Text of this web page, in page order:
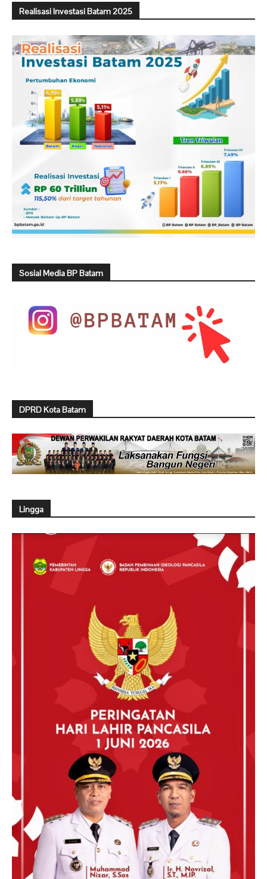
Realisasi Investasi Batam 2025
Sosial Media BP Batam
DPRD Kota Batam
Lingga